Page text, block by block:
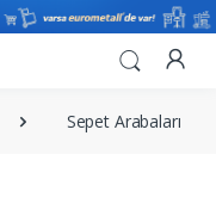
Sepet Arabaları